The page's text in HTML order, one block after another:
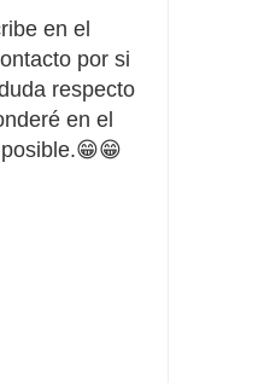
en el
por si
respecto
en el